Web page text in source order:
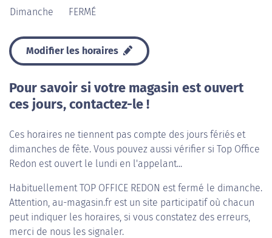
Dimanche
FERMÉ
Modifier les horaires
Pour savoir si votre magasin est ouvert
ces jours, contactez-le !
Ces horaires ne tiennent pas compte des jours fériés et
dimanches de fête. Vous pouvez aussi vérifier si Top Office
Redon est ouvert le lundi en l'appelant...
HabituellementTOP OFFICE REDON est fermé le dimanche.
Attention, au-magasin.fr est un site participatif où chacun
peut indiquer les horaires, si vous constatez des erreurs,
merci de nous les signaler.